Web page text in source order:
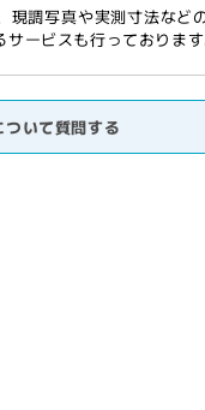
現調写真や実測寸法など
ービスも行っております
ついて質問する